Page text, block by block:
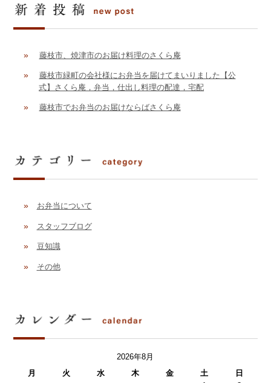
» 藤枝市、焼津市のお届け料理のさくら庵
»
藤枝市緑町の会社様にお弁当を届けてまいりました【公
式】さくら庵，弁当，仕出し料理の配達，宅配
» 藤枝市でお弁当のお届けならばさくら庵
» お弁当について
» スタッフブログ
» 豆知識
» その他
2026年8月
月
火 水 木 金 土
日